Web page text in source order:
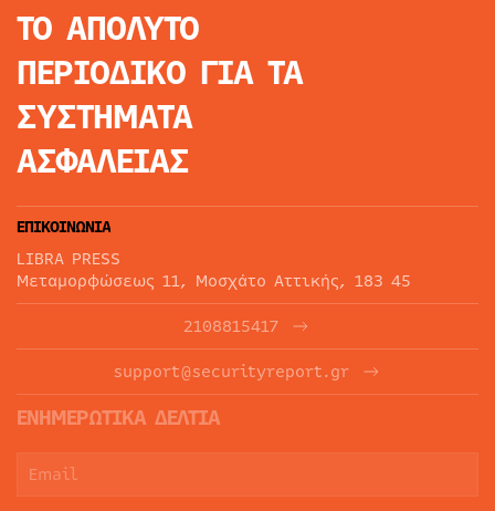
ΤΟ ΑΠΟΛΥΤΟ
ΠΕΡΙΟΔΙΚΟ ΓΙΑ ΤΑ
ΣΥΣΤΗΜΑΤΑ
ΑΣΦΑΛΕΙΑΣ
ΕΠΙΚΟΙΝΩΝΙΑ
LIBRA PRESS
Μεταμορφώσεως 11, Μοσχάτο Αττικής, 183 45
2108815417
support@securityreport.gr
ΕΝΗΜΕΡΩΤΙΚΑ ΔΕΛΤΙΑ